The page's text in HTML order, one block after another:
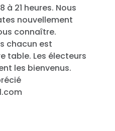
à 21 heures. Nous
nouvellement
connaître.
chacun est
table. Les électeurs
les bienvenus.